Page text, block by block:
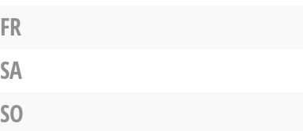
FR
SA
SO